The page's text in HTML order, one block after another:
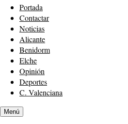
Portada
Contactar
Noticias
Alicante
Benidorm
Elche
Opinión
Deportes
C. Valenciana
Menú